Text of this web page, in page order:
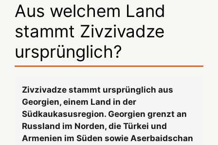
Aus welchem Land
stammt Zivzivadze
ursprünglich?
Zivzivadze stammt ursprünglich aus
Georgien, einem Land in der
Südkaukasusregion. Georgien grenzt an
Russland im Norden, die Türkei und
Armenien im Süden sowie Aserbaidschan